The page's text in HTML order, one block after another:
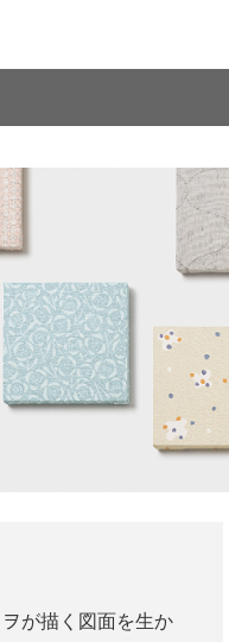
が描く図面を生か